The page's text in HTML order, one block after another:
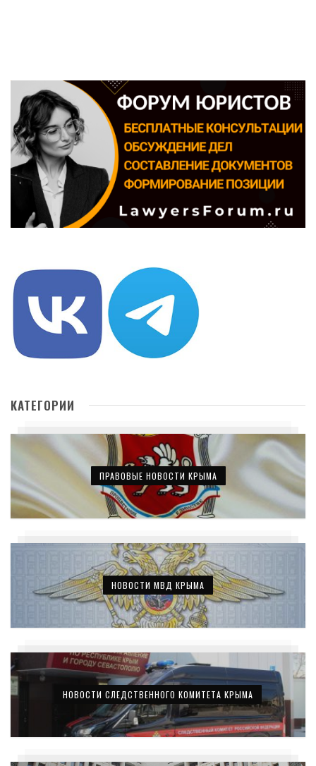
КАТЕГОРИИ
ПРАВОВЫЕ НОВОСТИ КРЫМА
НОВОСТИ МВД КРЫМА
НОВОСТИ СЛЕДСТВЕННОГО КОМИТЕТА КРЫМА